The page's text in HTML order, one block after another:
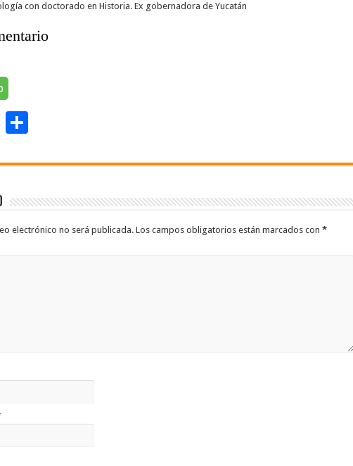
con doctorado en Historia. Ex gobernadora de Yucatán
W
at
sA
p
p
C
m
ar
ti
r
electrónico no será publicada.Los campos obligatorios están marcados con *